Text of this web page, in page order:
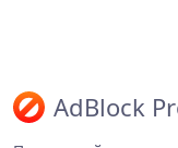
AdBlock